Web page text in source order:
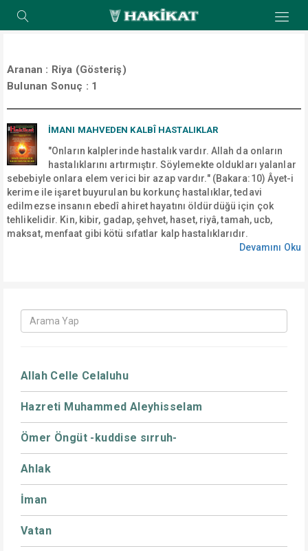
Aranan : Riya (Gösteriş)
Bulunan Sonuç : 1
İMANI MAHVEDEN KALBÎ HASTALIKLAR
"Onların kalplerinde hastalık vardır. Allah da onların
hastalıklarını artırmıştır. Söylemekte oldukları yalanlar
sebebiyle onlara elem verici bir azap vardır." (Bakara:10) Âyet-i
kerime ile işaret buyurulan bu korkunç hastalıklar, tedavi
edilmezse insanın ebedî ahiret hayatını öldürdüğü için çok
tehlikelidir. Kin, kibir, gadap, şehvet, haset, riyâ, tamah, ucb,
maksat, menfaat gibi kötü sıfatlar kalp hastalıklarıdır.
Devamını Oku
Allah Celle Celaluhu
Hazreti Muhammed Aleyhisselam
Ömer Öngüt -kuddise sırruh-
Ahlak
İman
Vatan